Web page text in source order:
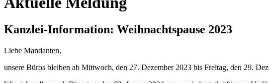
Kanzlei-Information: Weihnachtspause 2023
Liebe Mandanten,
unsere Büros bleiben ab Mittwoch, den 27. Dezember 2023 bis Freitag, den 29.